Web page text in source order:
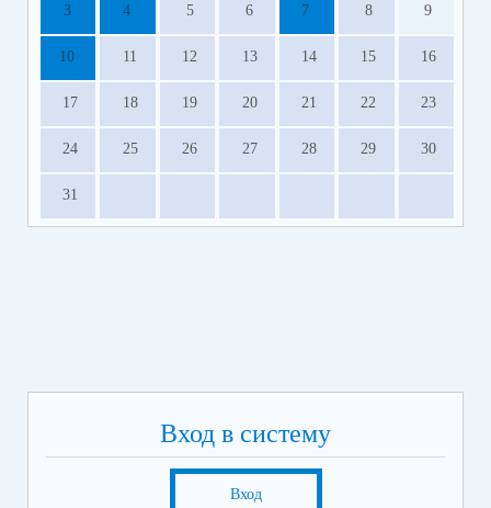
3 4 5 6 7 8 9
10 11 12 13 14 15 16
17 18 19 20 21 22 23
24 25 26 27 28 29 30
31
Вход в систему
Вход